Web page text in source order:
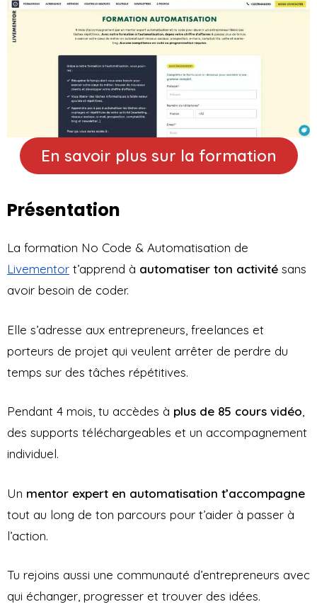
En savoir plus sur la formation
Présentation
La formation No Code & Automatisation de
Livementor t’apprend à automatiser ton activité sans
avoir besoin de coder.
Elle s’adresse aux entrepreneurs, freelances et
porteurs de projet qui veulent arrêter de perdre du
temps sur des tâches répétitives.
Pendant 4 mois, tu accèdes à plus de 85 cours vidéo,
des supports téléchargeables et un accompagnement
individuel.
Un mentor expert en automatisation t’accompagne
tout au long de ton parcours pour t’aider à passer à
l’action.
Tu rejoins aussi une communauté d’entrepreneurs avec
qui échanger, progresser et trouver des idées.